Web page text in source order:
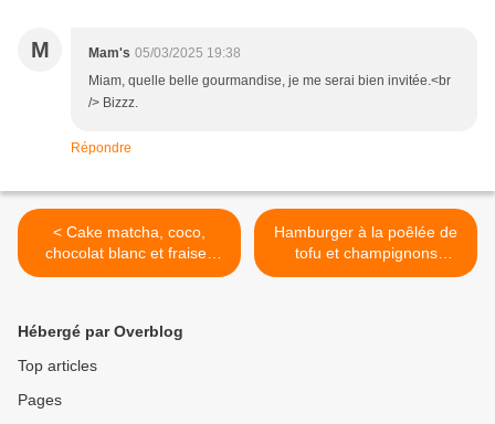
M Mam's 05/03/2025 19:38
Miam, quelle belle gourmandise, je me serai bien invitée.<br
/> Bizzz.
Répondre
< Cake matcha, coco,
chocolat blanc et fraises
confites
Hamburger à la poêlée de
tofu et champignons
(hamburger végétarien) >
Hébergé par Overblog
Top articles
Pages